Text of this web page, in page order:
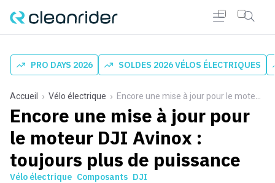
PRO DAYS 2026 SOLDES 2026 VÉLOS ÉLECTRIQUES
Accueil Vélo électrique Encore une mise à jour pour le moteur DJI Avinox : toujours plus de puissance
Encore une mise à jour pour
le moteur DJI Avinox :
toujours plus de puissance
Vélo électrique Composants DJI